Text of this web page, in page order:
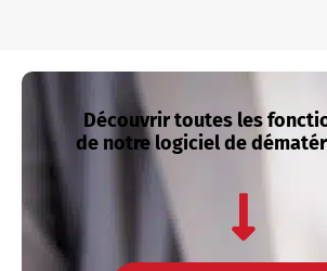
Découvrir toutes les
de notre logiciel de